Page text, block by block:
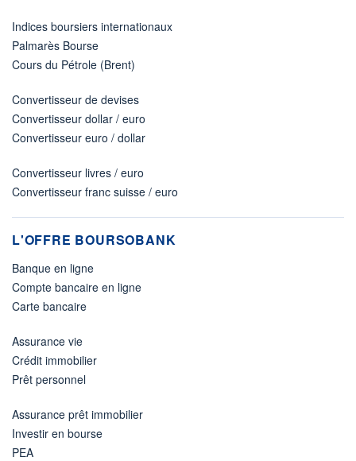
Indices boursiers internationaux
Palmarès Bourse
Cours du Pétrole (Brent)
Convertisseur de devises
Convertisseur dollar / euro
Convertisseur euro / dollar
Convertisseur livres / euro
Convertisseur franc suisse / euro
L'OFFRE BOURSOBANK
Banque en ligne
Compte bancaire en ligne
Carte bancaire
Assurance vie
Crédit immobilier
Prêt personnel
Assurance prêt immobilier
Investir en bourse
PEA